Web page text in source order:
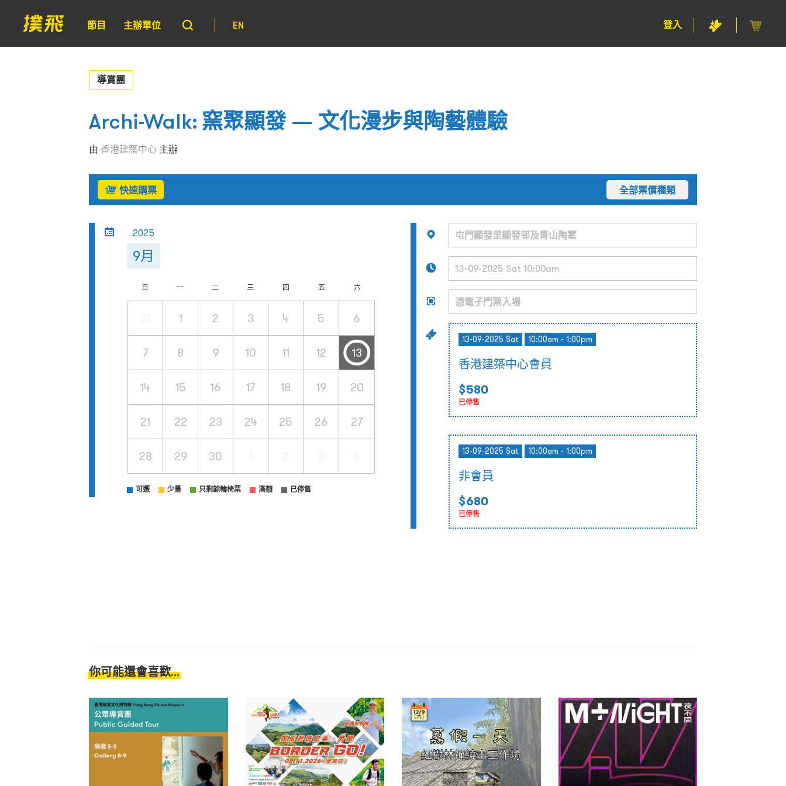
節目 主辦單位 EN 登入
導賞團
Archi-Walk: 窯聚顯發 — 文化漫步與陶藝體驗
由 香港建築中心 主辦
快速購票 全部票價種類
2025
9月
日 一 二 三 四 五 六
1 2 3 4 5 6
7 8 9 10 11 12 13
14 15 16 17 18 19 20
21 22 23 24 25 26 27
28 29 30
可選 少量 只剩餘輪椅票 滿額 已停售
13-09-2025 Sat 10:00am - 1:00pm
香港建築中心會員
$580
已停售
13-09-2025 Sat 10:00am - 1:00pm
非會員
$680
已停售
你可能還會喜歡...